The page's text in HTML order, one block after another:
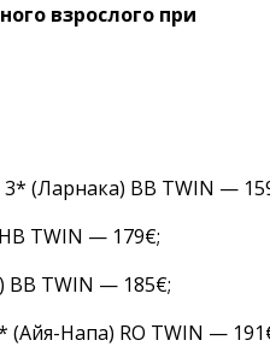
взрослого при
(Ларнака) BB TWIN —
TWIN — 179€;
BB TWIN — 185€;
(Айя-Напа) RO TWIN —